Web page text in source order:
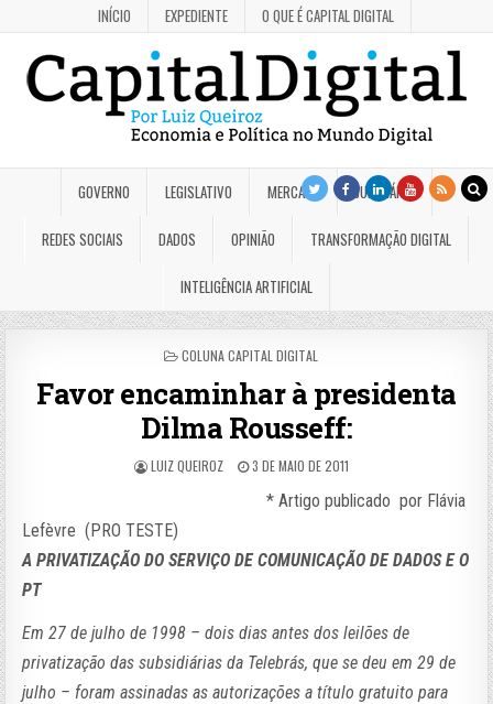
INÍCIO EXPEDIENTE O QUE É CAPITAL DIGITAL
GOVERNO LEGISLATIVO MERCADO JUDICIÁRIO
REDES SOCIAIS DADOS OPINIÃO TRANSFORMAÇÃO DIGITAL
INTELIGÊNCIA ARTIFICIAL
POSTED
COLUNA CAPITAL DIGITAL
Favor encaminhar à presidenta
Dilma Rousseff:
LUIZ QUEIROZ 3 DE MAIO DE 2011
* Artigo publicado por Flávia
Lefèvre (PRO TESTE)
A PRIVATIZAÇÃO DO SERVIÇO DE COMUNICAÇÃO DE DADOS E O
PT
Em 27 de julho de 1998 – dois dias antes dos leilões de
privatização das subsidiárias da Telebrás, que se deu em 29 de
julho – foram assinadas as autorizações a título gratuito para